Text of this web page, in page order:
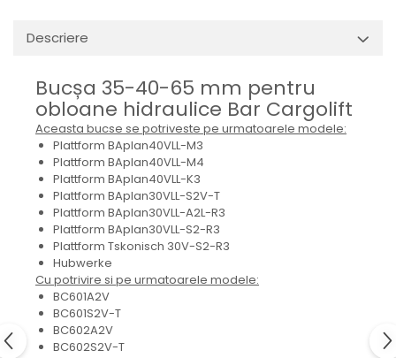
Burdufuri si cilindri hidraulici
Role, bucsi si bolturi
BEHRENS
Bolturi - role - bucse
Burdufe si cilindri
Mecanice
Electrice
Hidraulice
Motoare electrice si pompe
SÖRENSEN
Mecanice
Electrice
Descriere
Bucșa 35-40-65 mm pentru
obloane hidraulice Bar Cargolift
Aceasta bucse se potriveste pe urmatoarele modele:
Plattform BAplan40VLL-M3
Plattform BAplan40VLL-M4
Plattform BAplan40VLL-K3
Plattform BAplan30VLL-S2V-T
Plattform BAplan30VLL-A2L-R3
Plattform BAplan30VLL-S2-R3
Plattform Tskonisch 30V-S2-R3
Hubwerke
Cu potrivire si pe urmatoarele modele:
BC601A2V
BC601S2V-T
BC602A2V
BC602S2V-T